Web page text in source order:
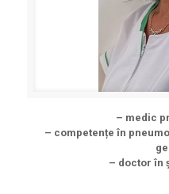
– medic
– competențe în
– doctor în